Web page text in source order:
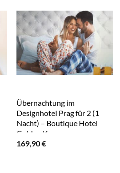
Übernachtung im
Designhotel Prag für 2 (1
Nacht) – Boutique Hotel
Golden Key
169,90€